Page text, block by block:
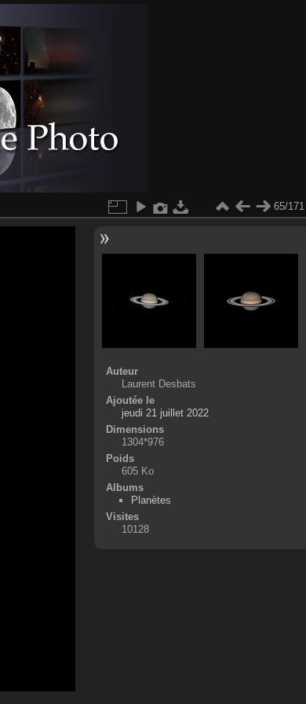
65/171
Auteur
Laurent Desbats
Ajoutée le
jeudi 21 juillet 2022
Dimensions
1304*976
Poids
605 Ko
Albums
Planètes
Visites
10128